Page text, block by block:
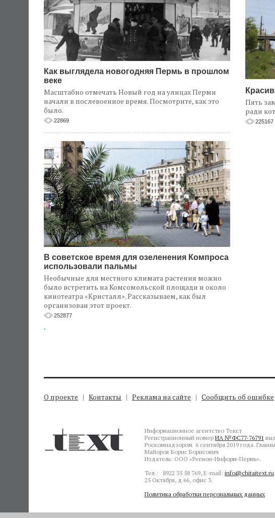
Как выглядела новогодняя Пермь в прошлом
веке
Масштабно отмечать Новый год на улицах Перми
начали в послевоенное время. Посмотрите, как это
было.
22869
В советское время для озеленения Компроса
использовали пальмы
Необычные для местного климата растения можно
было встретить на Комсомольской площади и около
кинотеатра «Кристалл». Рассказываем, как был
организован этот проект.
252877
.
Пять
ради
225167
О проекте Контакты Реклама на сайте Сообщить об ошибке
Информационное агентство Текст
Регистрационный номер ИА №ФС77-76791
Роскомнадзором 6 сентября 2019 года.
Майоров Борис Борисович
Издатель: ООО «Регион-Информ-Пермь».
Тел.: 8922 35 58 769, E-mail: info@chitaitext.ru
25 Октября, д.66, офис 3.
Политика обработки персональных данных